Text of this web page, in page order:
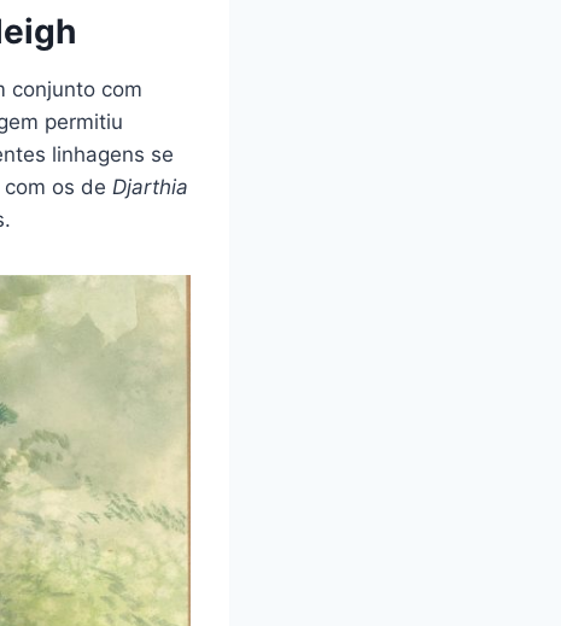
conjunto com
permitiu
linhagens se
os de Djarthia